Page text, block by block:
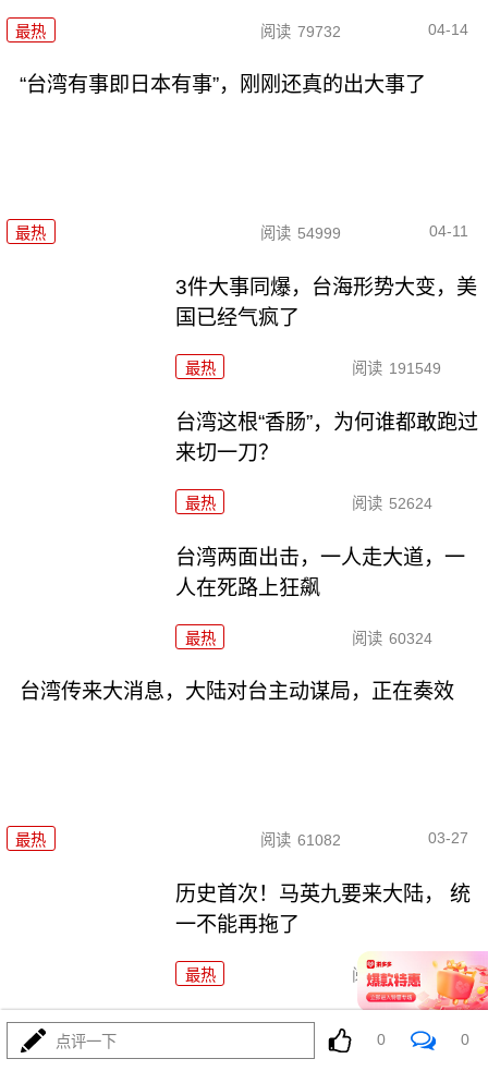
最热 阅读 79732 04-14
“台湾有事即日本有事”，刚刚还真的出大事了
最热 阅读 54999 04-11
3件大事同爆，台海形势大变，美
国已经气疯了
最热 阅读 191549
台湾这根“香肠”，为何谁都敢跑过
来切一刀？
最热 阅读 52624
台湾两面出击，一人走大道，一
人在死路上狂飙
最热 阅读 60324
台湾传来大消息，大陆对台主动谋局，正在奏效
最热 阅读 61082 03-27
历史首次！马英九要来大陆， 统
一不能再拖了
最热 阅读 69252
马英九突然回祖国大陆，时机很
微妙，暗藏玄机
点评一下 0 0